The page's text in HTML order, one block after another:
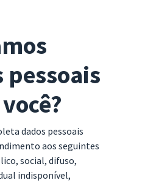
pessoais
dados pessoais
aos seguintes
social, difuso,
indisponível,